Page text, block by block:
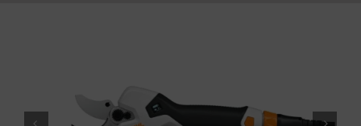
CARRELLO